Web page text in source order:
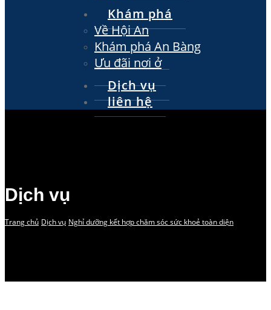
Khám phá
Về Hội An
Khám phá An Bàng
Ưu đãi nơi ở
Dịch vụ
liên hệ
Dịch vụ
Trang chủ Dịch vụ Nghỉ dưỡng kết hợp chăm sóc sức khoẻ toàn diện